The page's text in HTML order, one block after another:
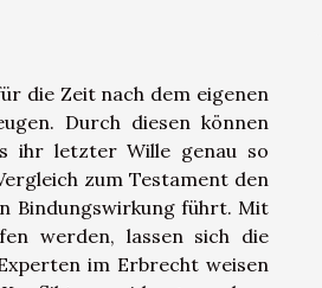
die Zeit nach dem eigenen
Durch diesen können
ihr letzter Wille genau so
zum Testament den
Bindungswirkung führt. Mit
werden, lassen sich die
im Erbrecht weisen